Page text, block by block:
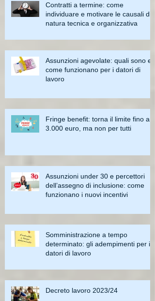
Contratti a termine: come
individuare e motivare le causali di
natura tecnica e organizzativa
Assunzioni agevolate: quali sono e
come funzionano per i datori di
lavoro
Fringe benefit: torna il limite fino a
3.000 euro, ma non per tutti
Assunzioni under 30 e percettori
dell’assegno di inclusione: come
funzionano i nuovi incentivi
Somministrazione a tempo
determinato: gli adempimenti per i
datori di lavoro
Decreto lavoro 2023/24